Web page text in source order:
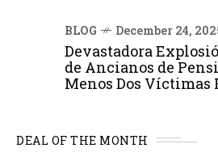
BLOG December 24,
Devastadora
de Ancianos de
Menos Dos Víctimas
DEAL OF THE MONTH